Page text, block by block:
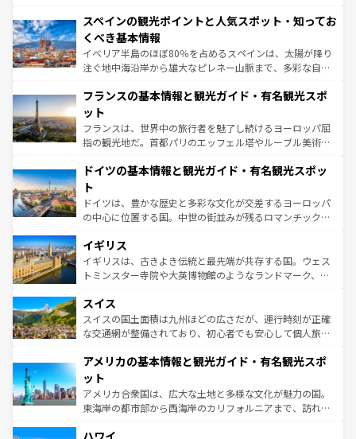
ろん、トスカーナの美しい田園風景やアマルフィ海岸の絶
景など、自然景観も見逃せない。観光の合間には、本場の
ピザやパスタなど、絶品のイタリア料理を堪能することも
できる。朝目覚めてから夜眠るまで、すべての瞬間を楽し
なお、新着のイタリア情報はコンテンツ一覧を参照してほ
しい。
スペインの観光ポイントと人気スポット・知ってお
くべき基本情報
イベリア半島のほぼ80％を占めるスペインは、太陽が降り
注ぐ地中海沿岸から雄大なピレネー山脈まで、多彩な自然
文化が根付くこの国では、情熱的なフラメンコ、熱気あふ
れる闘牛、そして美味しいタパスが生活の一部となってい
る。首都マドリードの洗練された雰囲気や、バルセロナの
アートに溢れた街角から、地方では古代ローマ遺跡や中世
せる。地方によって風土や気候が異なるスペインはその個
ンテンツ一覧 を参照してほしい。
フランスの基本情報と観光ガイド・有名観光スポ
ット
フランスは、世界中の旅行者を魅了し続けるヨーロッパ屈
指の観光地だ。首都パリのエッフェル塔やルーブル美術館
で、幅広い魅力が詰まっている。華麗な宮殿、歴史的な大
聖堂、美しいビーチ、そして豊かな自然が、訪れる者を心
から魅了する。また、フランスは美食の国としても知ら
れ、フランス料理はユネスコ無形文化遺産にも登録されて
香り高いラベンダー畑など、多彩な楽しみ方が可能だ。さ
らに、パリ以外の地域にも魅力が溢れており、どの街角に
も豊かな歴史と文化が息づいている。パリ以外の個性あふ
を参照してほしい。
ドイツの基本情報と観光ガイド・有名観光スポッ
ト
ドイツは、豊かな歴史と多彩な文化が交差するヨーロッパ
の中心に位置する国。中世の街並みが残るロマンチック街
顔を持つこの国は、どこを歩いても飽きることがない。ベ
ルリンの文化的活気、バイエルン州のアルプスの絶景、そ
してライン川沿いのワイン畑といった風景は必見。ビール
は、お酒好きな人にはぜひ体験してほしい。 なお、新着の
ドイツ情報はコンテンツ一覧を参照してほしい。
イギリス
イギリスは、古きよき伝統と最先端が共存する国。ウェス
トミンスター寺院や大英博物館のようなランドマーク、歴
リアごとに異なる魅力がある。また、優雅なアフタヌーン
ティー、ビール好きにはたまらない英国パブ、サッカー観
戦など、本場だからこそできる体験も豊富。イギリスを旅
ンツ一覧を参照してほしい。
スイス
スイスの国土面積は九州ほどの広さだが、運行時刻が正確
な交通網が整備されており、初心者でも安心して個人旅行
の建物がそのまま残る町や、スイスならではのユニークな
博物館もあり、アルプス観光だけでなく町歩きも満喫する
ことができる。国民の所得が高いため物価も高いが、旅行
者向けの交通パス提供のサービスもあり、うまく活用すれ
着のスイス情報は
アメリカの基本情報と観光ガイド・有名観光スポ
ット
アメリカ合衆国は、広大な土地と多様な文化が魅力の国。
東海岸の都市部から西海岸のカリフォルニアまで、訪れる
のような巨大都市は、観光、ショッピング、エンターテイ
ハワイ